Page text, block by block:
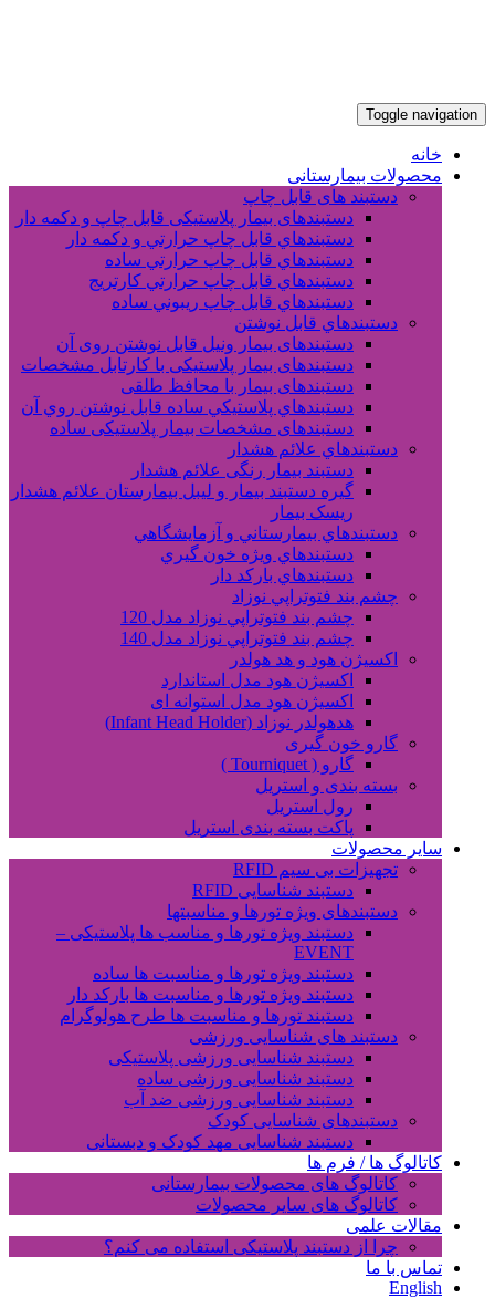
Toggle navigation
خانه
محصولات بیمارستانی
دستبند های قابل چاپ
دستبندهای بیمار پلاستیکی قابل چاپ و دکمه دار
دستبندهاي قابل چاپ حرارتي و دکمه دار
دستبندهاي قابل چاپ حرارتي ساده
دستبندهاي قابل چاپ حرارتي کارتريج
دستبندهاي قابل چاپ ريبوني ساده
دستبندهاي قابل نوشتن
دستبندهای بیمار ونیل قابل نوشتن روی آن
دستبندهای بیمار پلاستیکی با کارتابل مشخصات
دستبندهای بیمار با محافظ طلقی
دستبندهاي پلاستيکي ساده قابل نوشتن روي آن
دستبندهای مشخصات بیمار پلاستیکی ساده
دستبندهاي علائم هشدار
دستبند بیمار رنگی علائم هشدار
گیره دستبند بیمار و لیبل بیمارستان علائم هشدار
ریسک بیمار
دستبندهاي بيمارستاني و آزمايشگاهي
دستبندهاي ويژه خون گيري
دستبندهاي بارکد دار
چشم بند فتوتراپي نوزاد
چشم بند فتوتراپي نوزاد مدل 120
چشم بند فتوتراپي نوزاد مدل 140
اکسیژن هود و هد هولدر
اکسیژن هود مدل استاندارد
اکسیژن هود مدل استوانه ای
هدهولدر نوزاد (Infant Head Holder)
گارو خون گیری
گارو ( Tourniquet )
بسته بندی و استریل
رول استریل
پاکت بسته بندی استریل
سایر محصولات
تجهیزات بی سیم RFID
دستبند شناسایی RFID
دستبندهای ویژه تورها و مناسبتها
دستبند ویژه تورها و مناسب ها پلاستیکی –
EVENT
دستبند ویژه تورها و مناسبت ها ساده
دستبند ویژه تورها و مناسبت ها بارکد دار
دستبند تورها و مناسبت ها طرح هولوگرام
دستبند های شناسایی ورزشی
دستبند شناسایی ورزشی پلاستیکی
دستبند شناسایی ورزشی ساده
دستبند شناسایی ورزشی ضد آب
دستبندهای شناسایی کودک
دستبند شناسایی مهد کودک و دبستانی
کاتالوگ ها / فرم ها
کاتالوگ های محصولات بیمارستانی
کاتالوگ های سایر محصولات
مقالات علمی
چرا از دستبند پلاستیکی استفاده می کنم؟
تماس با ما
English